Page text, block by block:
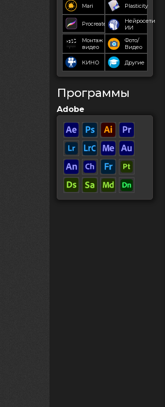
Mari Plasticity
Procreate
Нейросети
ИИ
Монтаж
видео
Фото/
Видео
КИНО Другие
Программы
Adobe